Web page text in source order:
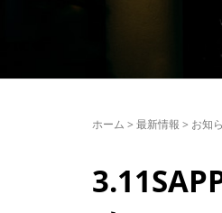
ホーム > 最新情報 > お知